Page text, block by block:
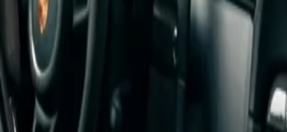
Mon–Fri: 08:00–18:00